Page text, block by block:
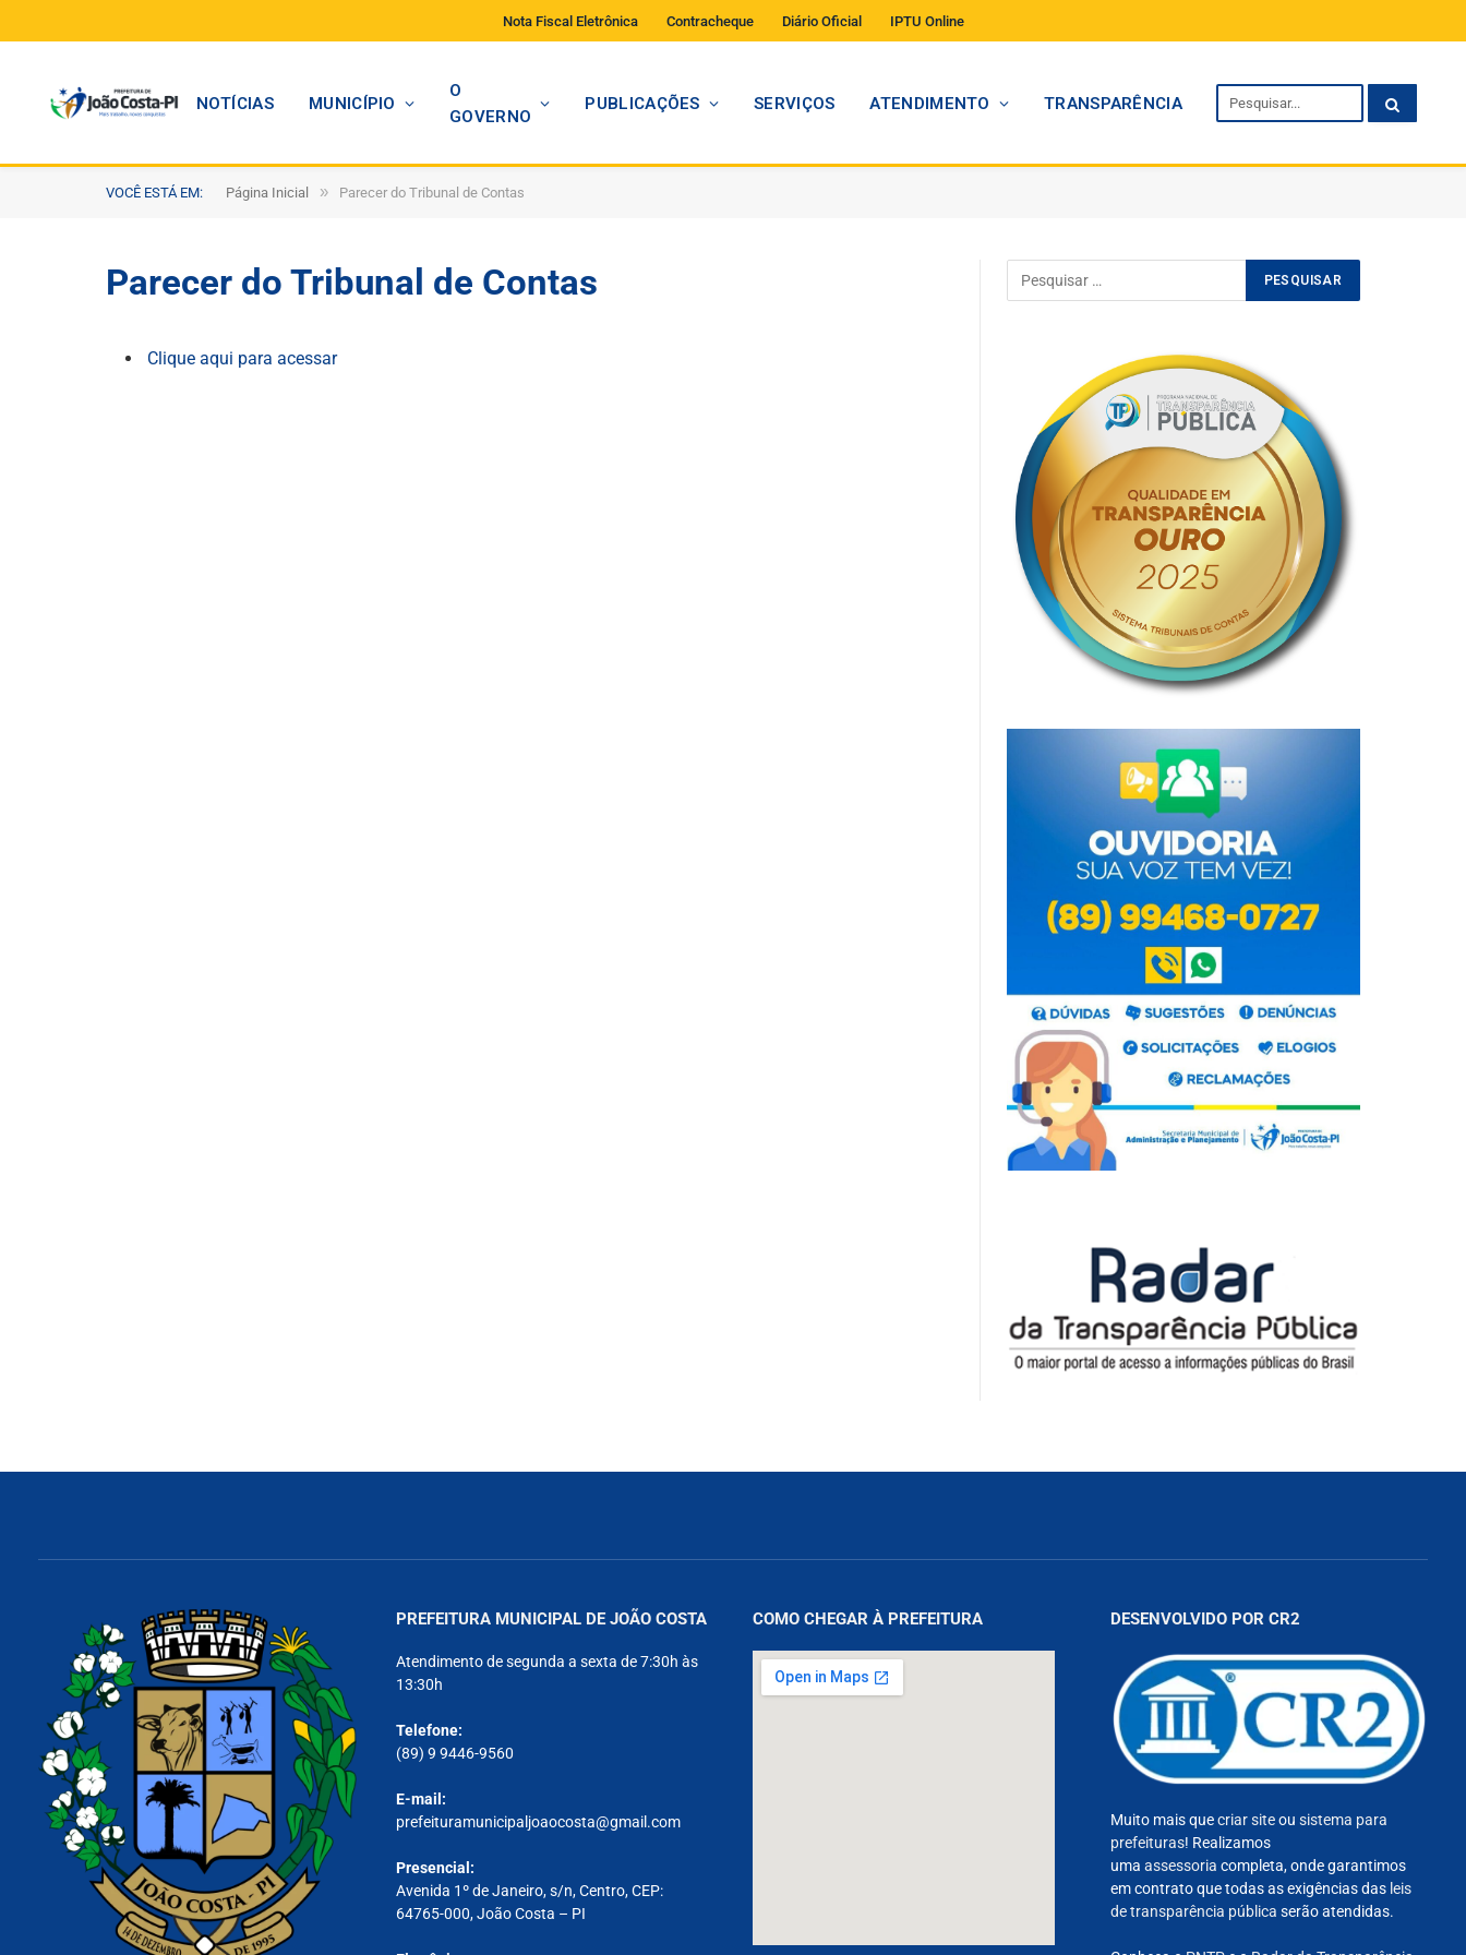
Nota Fiscal Eletrônica Contracheque Diário Oficial IPTU Online
NOTÍCIAS MUNICÍPIO
O
GOVERNO
PUBLICAÇÕES SERVIÇOS ATENDIMENTO TRANSPARÊNCIA
VOCÊ ESTÁ EM: Página Inicial » Parecer do Tribunal de Contas
Parecer do Tribunal de Contas
Clique aqui para acessar
PREFEITURA MUNICIPAL DE JOÃO COSTA
Atendimento de segunda a sexta de 7:30h às
13:30h
Telefone:
(89) 9 9446-9560
E-mail:
prefeituramunicipaljoaocosta@gmail.com
Presencial:
Avenida 1º de Janeiro, s/n, Centro, CEP:
64765-000, João Costa – PI
COMO CHEGAR À PREFEITURA DESENVOLVIDO POR CR2
Muito mais quecriar siteou sistema para
prefeituras! Realizamos
uma assessoria completa, onde garantimos
em contrato que todas as exigências das leis
de transparência pública serão atendidas.